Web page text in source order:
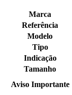
Marca
Referência
Modelo
Tipo
Indicação
Tamanho
Aviso Importante